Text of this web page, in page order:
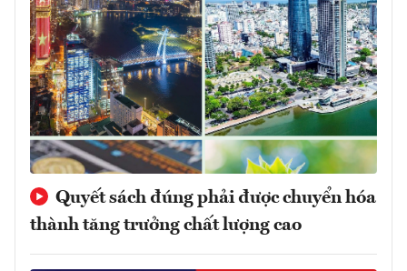
Quyết sách đúng phải được chuyển hóa
thành tăng trưởng chất lượng cao